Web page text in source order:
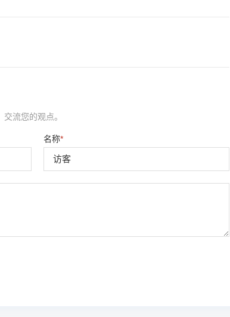
流您的观点。
名称*